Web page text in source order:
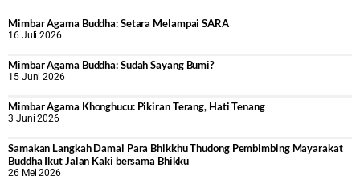
Mimbar Agama Buddha: Setara Melampai SARA
16 Juli 2026
Mimbar Agama Buddha: Sudah Sayang Bumi?
15 Juni 2026
Mimbar Agama Khonghucu: Pikiran Terang, Hati Tenang
3 Juni 2026
Samakan Langkah Damai Para Bhikkhu Thudong Pembimbing Mayarakat
Buddha Ikut Jalan Kaki bersama Bhikku
26 Mei 2026